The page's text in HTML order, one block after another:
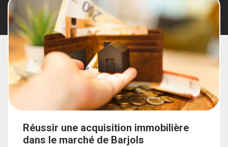
Réussir une acquisition immobilière
dans le marché de Barjols